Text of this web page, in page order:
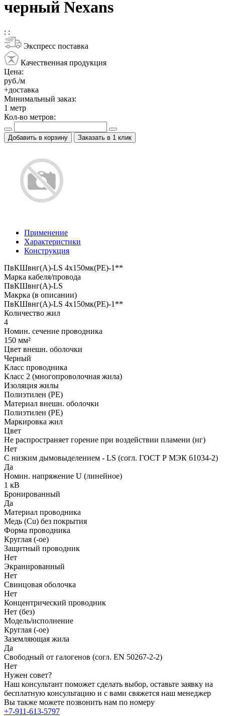
черный Nexans
: :
Экспресс поставка
Качественная продукция
Цена:
руб./м
+доставка
Минимальный заказ:
1 метр
Кол-во метров:
Добавить в корзину Заказать в 1 клик
Применение
Характеристики
Конструкция
ПвКШвнг(A)-LS 4x150мк(PE)-1**
Марка кабеля/провода
ПвКШвнг(A)-LS
Макрка (в описании)
ПвКШвнг(A)-LS 4x150мк(PE)-1**
Количество жил
4
Номин. сечение проводника
150 мм²
Цвет внешн. оболочки
Черный
Класс проводника
Класс 2 (многопроволочная жила)
Изоляция жилы
Полиэтилен (PE)
Материал внешн. оболочки
Полиэтилен (PE)
Маркировка жил
Цвет
Не распространяет горение при воздействии пламени (нг)
Нет
С низким дымовыделением - LS (согл. ГОСТ Р МЭК 61034-2)
Да
Номин. напряжение U (линейное)
1 кВ
Бронированный
Да
Материал проводника
Медь (Cu) без покрытия
Форма проводника
Круглая (-ое)
Защитный проводник
Нет
Экранированный
Нет
Свинцовая оболочка
Нет
Концентрический проводник
Нет (без)
Модель/исполнение
Круглая (-ое)
Заземляющая жила
Да
Свободный от галогенов (согл. EN 50267-2-2)
Нет
Нужен совет?
Наш консультант поможет сделать выбор, оставьте заявку на
бесплатную консультацию и с вами свяжется наш менеджер
Вы также можете позвонить нам по номеру
+7-911-613-5797